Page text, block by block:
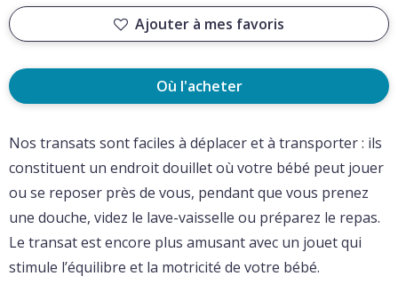
Ajouter à mes favoris
Où l'acheter
Nos transats sont faciles à déplacer et à transporter : ils
constituent un endroit douillet où votre bébé peut jouer
ou se reposer près de vous, pendant que vous prenez
une douche, videz le lave-vaisselle ou préparez le repas.
Le transat est encore plus amusant avec un jouet qui
stimule l’équilibre et la motricité de votre bébé.